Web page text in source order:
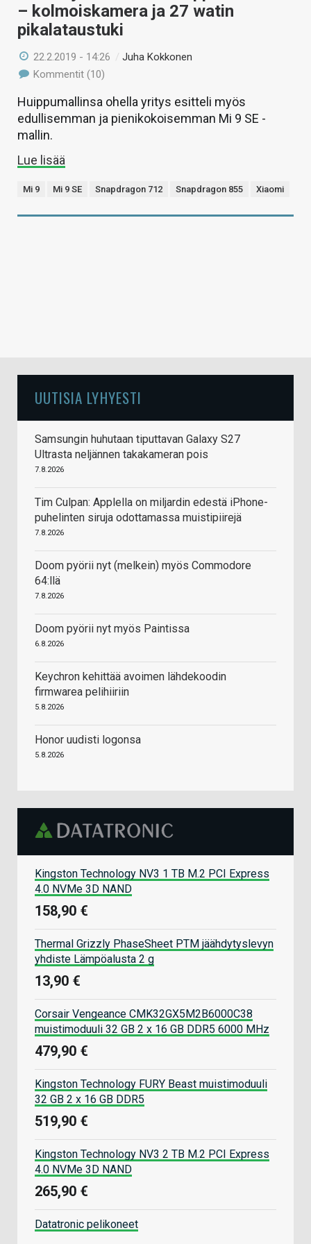
– kolmoiskamera ja 27 watin
pikalataustuki
22.2.2019 - 14:26 /Juha Kokkonen
Kommentit (10)
Huippumallinsa ohella yritys esitteli myös
edullisemman ja pienikokoisemman Mi 9 SE -
mallin.
Lue lisää
Mi 9 Mi 9 SE Snapdragon 712 Snapdragon 855 Xiaomi
UUTISIA LYHYESTI
Samsungin huhutaan tiputtavan Galaxy S27
Ultrasta neljännen takakameran pois
7.8.2026
Tim Culpan: Applella on miljardin edestä iPhone-
puhelinten siruja odottamassa muistipiirejä
7.8.2026
Doom pyörii nyt (melkein) myös Commodore
64:llä
7.8.2026
Doom pyörii nyt myös Paintissa
6.8.2026
Keychron kehittää avoimen lähdekoodin
firmwarea pelihiiriin
5.8.2026
Honor uudisti logonsa
5.8.2026
Kingston Technology NV3 1 TB M.2 PCI Express
4.0 NVMe 3D NAND
158,90 €
Thermal Grizzly PhaseSheet PTM jäähdytyslevyn
yhdiste Lämpöalusta 2 g
13,90 €
Corsair Vengeance CMK32GX5M2B6000C38
muistimoduuli 32 GB 2 x 16 GB DDR5 6000 MHz
479,90 €
Kingston Technology FURY Beast muistimoduuli
32 GB 2 x 16 GB DDR5
519,90 €
Kingston Technology NV3 2 TB M.2 PCI Express
4.0 NVMe 3D NAND
265,90 €
Datatronic pelikoneet